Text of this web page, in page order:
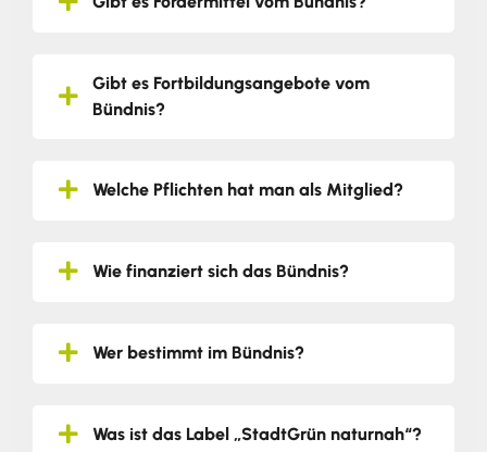
Gibt es Fortbildungsangebote vom
Bündnis?
Welche Pflichten hat man als Mitglied?
Wie finanziert sich das Bündnis?
Wer bestimmt im Bündnis?
Was ist das Label „StadtGrün naturnah“?